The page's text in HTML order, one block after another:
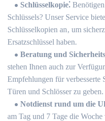
Schlüsselkopie⁚
Schlüssels?​ Unser Service
Schlüsselkopien an‚ um
Ersatzschlüssel haben.​
Beratung und
stehen Ihnen auch zur
Empfehlungen für verbesserte
Türen und Schlösser zu geben.​
Notdienst rund um die
am Tag und 7 Tage die